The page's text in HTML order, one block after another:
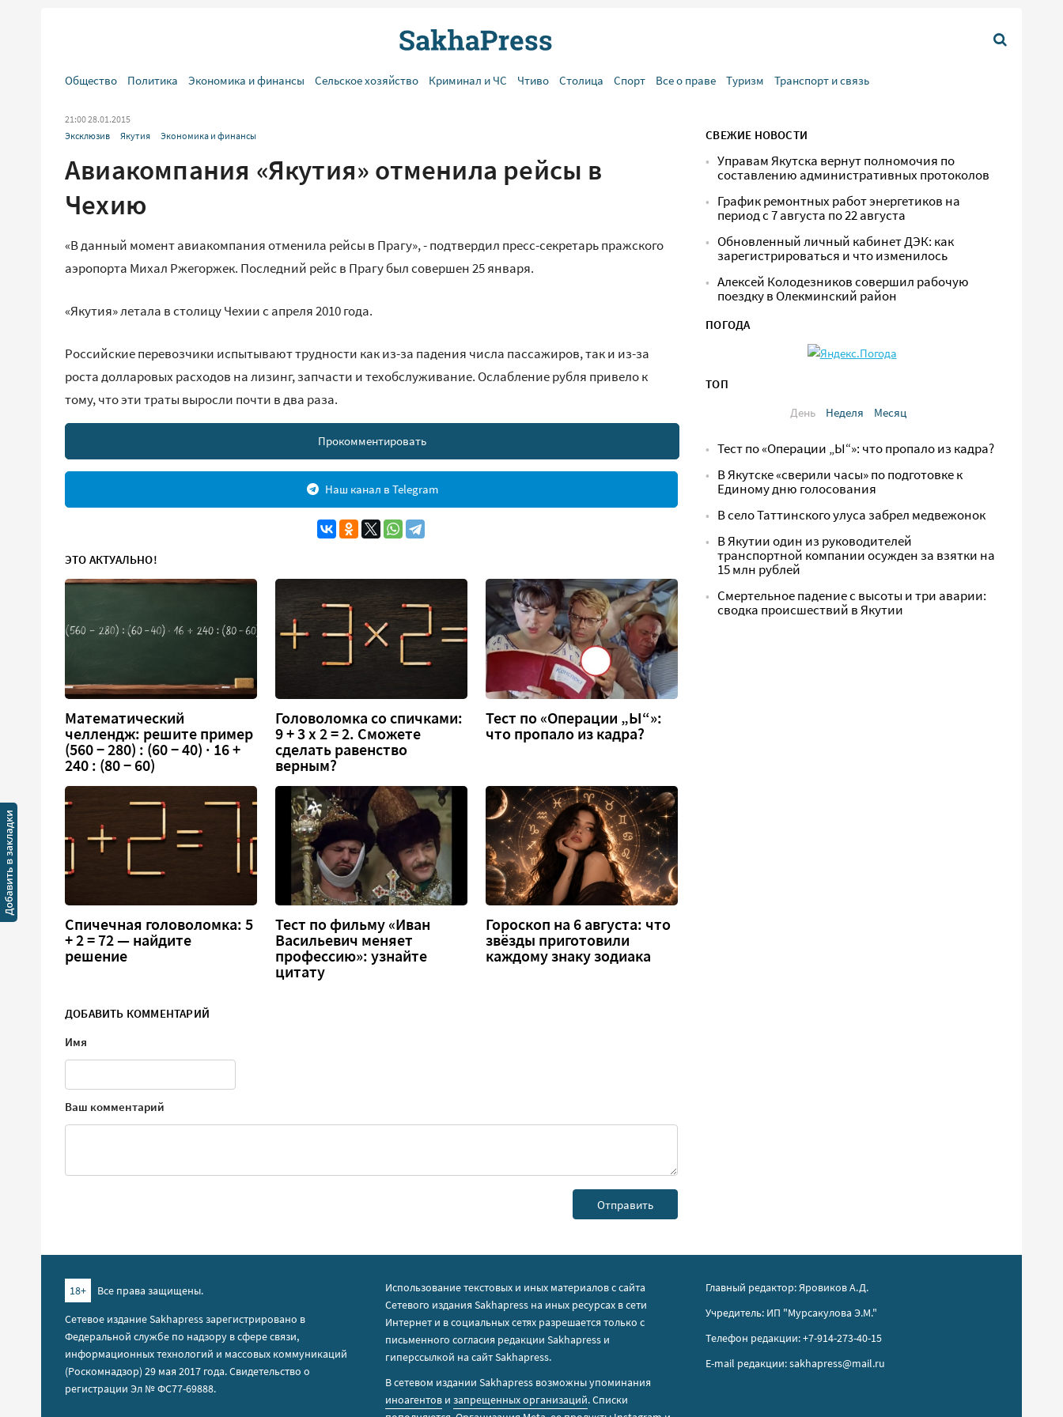
Общество Политика Экономика и финансы Сельское хозяйство Криминал и ЧС Чтиво Столица Спорт Все о праве Туризм Транспорт и связь
21:00 28.01.2015
Эксклюзив
Якутия Экономика и финансы
Авиакомпания «Якутия» отменила рейсы в
Чехию
«В данный момент авиакомпания отменила рейсы в Прагу», - подтвердил пресс-секретарь пражского
аэропорта Михал Ржегоржек. Последний рейс в Прагу был совершен 25 января.
«Якутия» летала в столицу Чехии с апреля 2010 года.
Российские перевозчики испытывают трудности как из-за падения числа пассажиров, так и из-за
роста долларовых расходов на лизинг, запчасти и техобслуживание. Ослабление рубля привело к
тому, что эти траты выросли почти в два раза.
Прокомментировать
Наш канал в Telegram
ЭТО АКТУАЛЬНО!
Математический
челлендж: решите пример
(560 − 280) : (60 − 40) · 16 +
240 : (80 − 60)
Головоломка со спичками:
9 + 3 х 2 = 2. Сможете
сделать равенство
верным?
Тест по «Операции „Ы“»:
что пропало из кадра?
Спичечная головоломка: 5
+ 2 = 72 — найдите
решение
Тест по фильму «Иван
Васильевич меняет
профессию»: узнайте
цитату
Гороскоп на 6 августа: что
звёзды приготовили
каждому знаку зодиака
ДОБАВИТЬ КОММЕНТАРИЙ
Имя
Ваш комментарий
СВЕЖИЕ НОВОСТИ
Управам Якутска вернут полномочия по
составлению административных протоколов
График ремонтных работ энергетиков на
период с 7 августа по 22 августа
Обновленный личный кабинет ДЭК: как
зарегистрироваться и что изменилось
Алексей Колодезников совершил рабочую
поездку в Олекминский район
ПОГОДА
ТОП
День
Неделя Месяц
Тест по «Операции „Ы“»: что пропало из кадра?
В Якутске «сверили часы» по подготовке к
Единому дню голосования
В село Таттинского улуса забрел медвежонок
В Якутии один из руководителей
транспортной компании осужден за взятки на
15 млн рублей
Смертельное падение с высоты и три аварии:
сводка происшествий в Якутии
18+
Все права защищены.
Сетевое издание Sakhapress зарегистрировано в
Федеральной службе по надзору в сфере связи,
информационных технологий и массовых коммуникаций
(Роскомнадзор) 29 мая 2017 года. Свидетельство о
регистрации Эл № ФС77-69888.
Использование текстовых и иных материалов с сайта
Сетевого издания Sakhapress на иных ресурсах в сети
Интернет и в социальных сетях разрешается только с
письменного согласия редакции Sakhapress и
гиперссылкой на сайт Sakhapress.
В сетевом издании Sakhapress возможны упоминания
иноагентов изапрещенных организаций. Списки
Главный редактор: Яровиков А.Д.
Учредитель: ИП "Мурсакулова Э.М."
Телефон редакции: +7-914-273-40-15
E-mail редакции: sakhapress@mail.ru